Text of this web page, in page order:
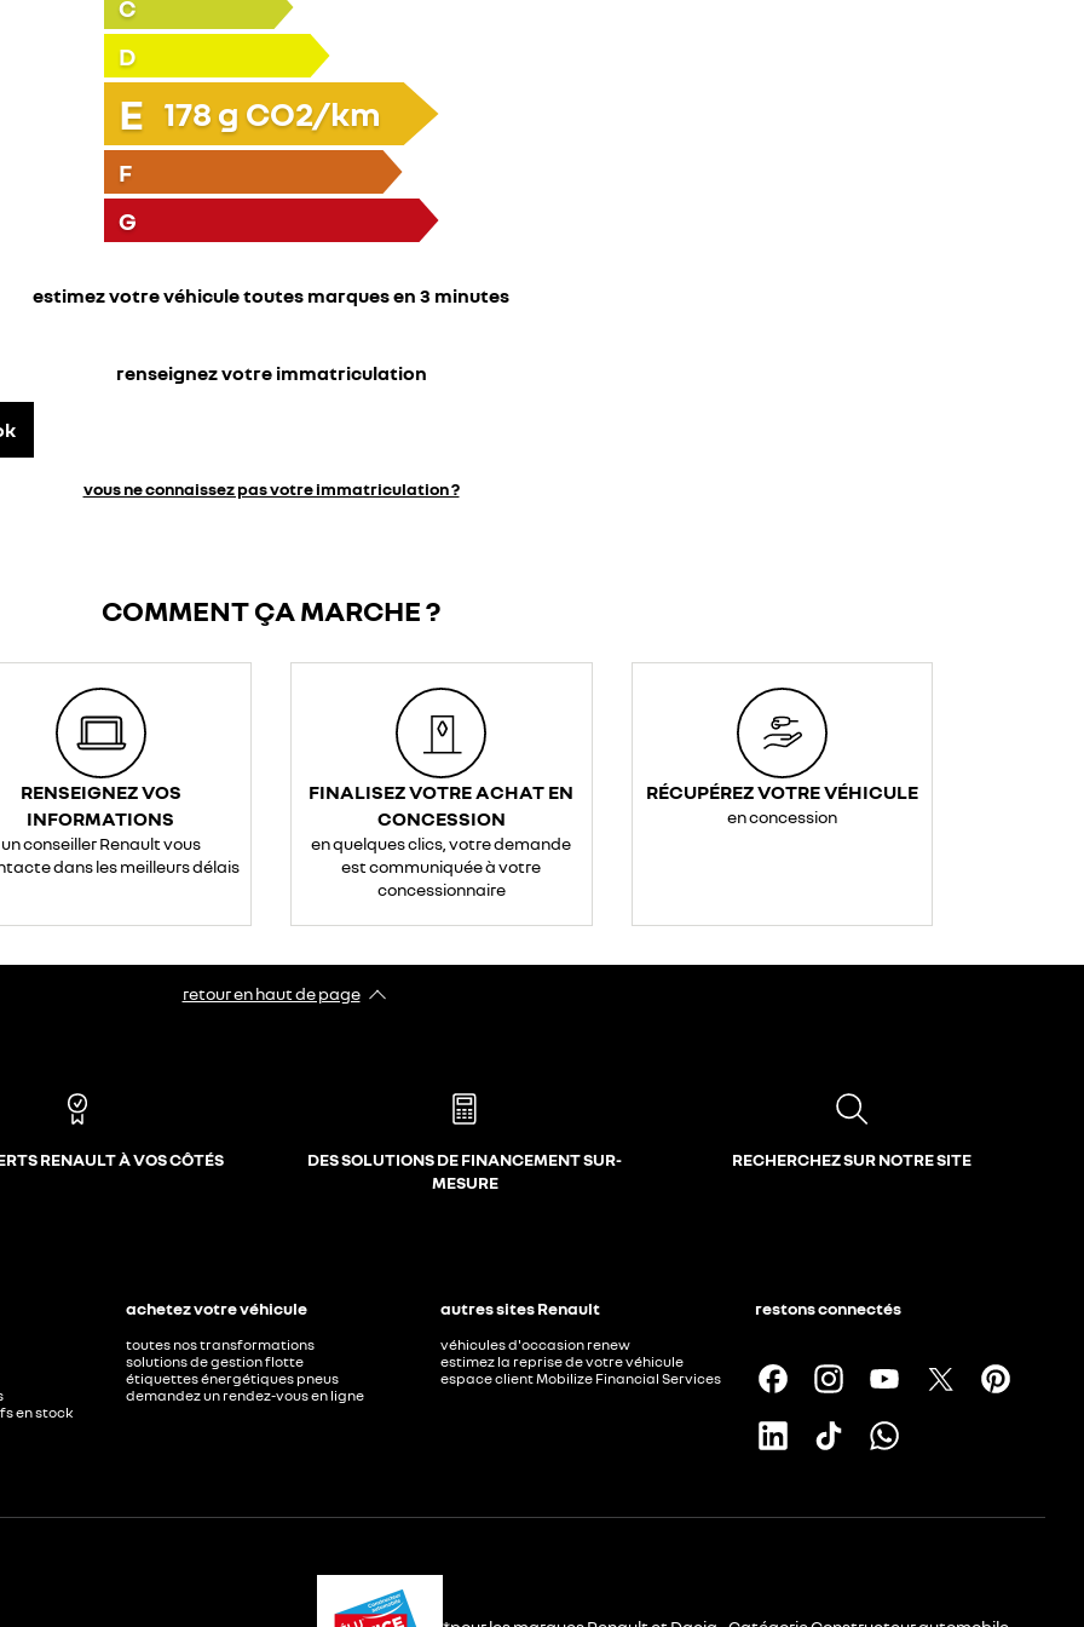
C
D
E 178 g CO2/km
F
G
estimez votre véhicule toutes marques en 3 minutes
renseignez votre immatriculation
vous ne connaissez pas votre immatriculation ?
COMMENT ÇA MARCHE ?
RENSEIGNEZ VOS
INFORMATIONS
un conseiller Renault vous
dans les meilleurs délais
FINALISEZ VOTRE ACHAT EN
CONCESSION
en quelques clics, votre demande
est communiquée à votre
concessionnaire
RÉCUPÉREZ VOTRE VÉHICULE
en concession
retour en haut de page​
RENAULT À VOS CÔTÉS
DES SOLUTIONS DE FINANCEMENT SUR-
MESURE
RECHERCHEZ SUR NOTRE SITE
en stock
achetez votre véhicule
toutes nos transformations
solutions de gestion flotte
étiquettes énergétiques pneus
demandez un rendez-vous en ligne
autres sites Renault
véhicules d'occasion renew
estimez la reprise de votre véhicule
espace client Mobilize Financial Services
restons connectés